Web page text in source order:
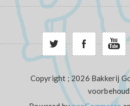
Copyright ; 2026 Bakkerij